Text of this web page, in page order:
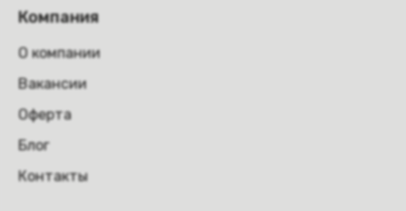
Компания
О компании
Вакансии
Оферта
Блог
Контакты